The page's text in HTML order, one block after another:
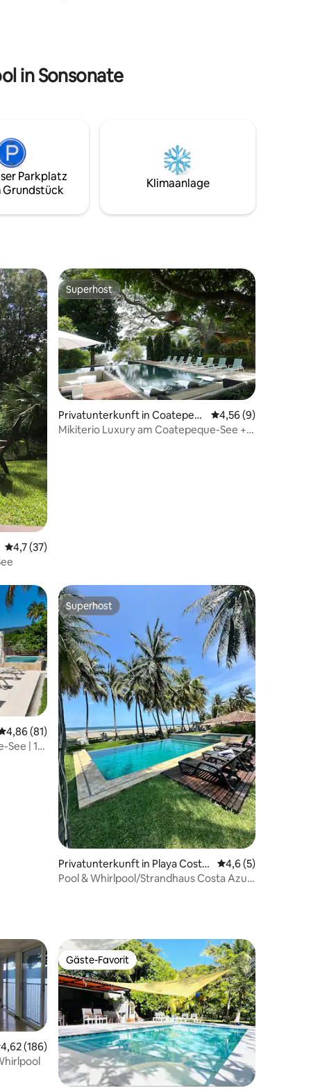
kürzlich erbaute Juwel vor dem Strand
steht dir auf Airbnb zur Verfügung und
in Sonsonate
Parkplatz
Grundstück
Klimaanlage
Bewertungen
Durchschnittliche Bewertung: 4,7 von 5, 37 Bewertungen
4,7 (37)
Superhost
Superhost
Privatunterkunft in Coatepeq
ue
Durchschnittliche
4,56 (9)
Mikiterio Luxury am Coatepeque-See +
Bewertung: 4,86 von 5, 81 Bewertungen
4,86 (81)
See | 14
Superhost
Superhost
Privatunterkunft in Playa Costa
Azul
Durchschnittliche
4,6 (5)
Pool & Whirlpool/Strandhaus Costa Azul
Bewertungen Bewertung: 4,62 von 5, 186 Bewertungen
4,62 (186)
Gäste-Favorit
Gäste-Favorit